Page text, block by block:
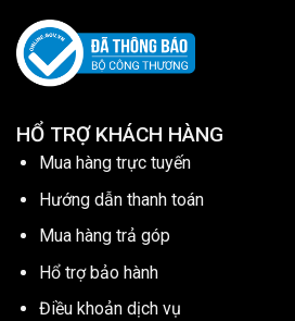
HỔ TRỢ KHÁCH HÀNG
Mua hàng trực tuyến
Hướng dẫn thanh toán
Mua hàng trả góp
Hổ trợ bảo hành
Điều khoản dịch vụ